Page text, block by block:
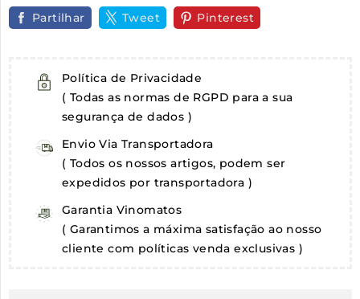
Partilhar Tweet Pinterest
Política de Privacidade
( Todas as normas de RGPD para a sua
segurança de dados )
Envio Via Transportadora
( Todos os nossos artigos, podem ser
expedidos por transportadora )
Garantia Vinomatos
( Garantimos a máxima satisfação ao nosso
cliente com políticas venda exclusivas )